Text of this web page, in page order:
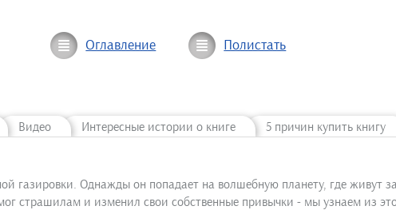
Оглавление Полистать
Видео Интересные истории о книге 5 причин купить книгу
газировки. Однажды он попадает на волшебную планету, где живут
страшилам и изменил свои собственные привычки - мы узнаем из